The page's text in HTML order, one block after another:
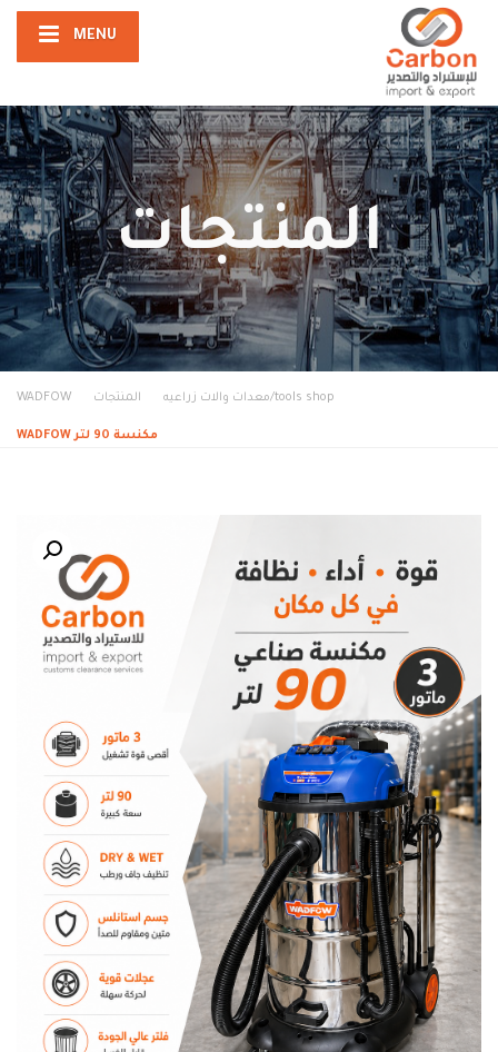
MENU
المنتجات
tools shop/معدات والات زراعيه المنتجات WADFOW
مكنسة 90 لتر WADFOW